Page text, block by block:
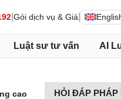
Gói dịch vụ & Giá
Luật sư tư vấn AI
cao
HỎI ĐÁP PHÁP